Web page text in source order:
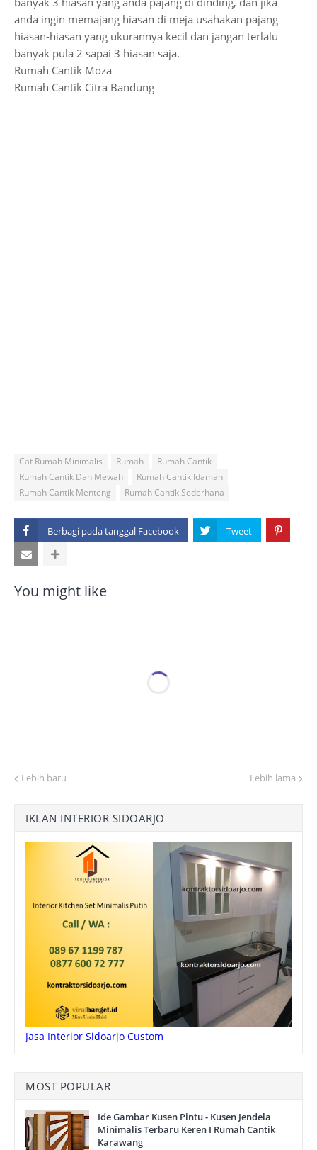
anda ingin memajang hiasan di meja usahakan pajang
hiasan-hiasan yang ukurannya kecil dan jangan terlalu
banyak pula 2 sapai 3 hiasan saja.
Rumah Cantik Moza
Rumah Cantik Citra Bandung
Cat Rumah Minimalis Rumah
Rumah Cantik
Rumah Cantik Dan Mewah
Rumah Cantik Idaman
Rumah Cantik Menteng
Rumah Cantik Sederhana
Berbagi pada tanggal
You might like
Lebih baru Lebih lama
IKLAN INTERIOR SIDOARJO
Jasa Interior Sidoarjo Custom
MOST POPULAR
Ide Gambar Kusen Pintu - Kusen Jendela
Minimalis Terbaru Keren I Rumah Cantik
Karawang